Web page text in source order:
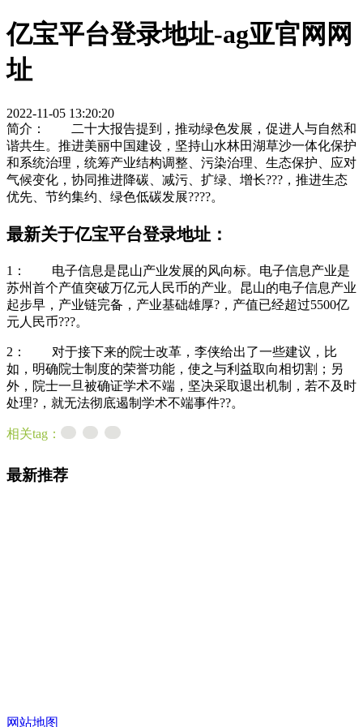
亿宝平台登录地址-ag亚官网网
址
2022-11-05 13:20:20
简介： 二十大报告提到，推动绿色发展，促进人与自然和
谐共生。推进美丽中国建设，坚持山水林田湖草沙一体化保护
和系统治理，统筹产业结构调整、污染治理、生态保护、应对
气候变化，协同推进降碳、减污、扩绿、增长???，推进生态
优先、节约集约、绿色低碳发展????。
最新关于亿宝平台登录地址：
1： 电子信息是昆山产业发展的风向标。电子信息产业是
苏州首个产值突破万亿元人民币的产业。昆山的电子信息产业
起步早，产业链完备，产业基础雄厚?，产值已经超过5500亿
元人民币???。
2： 对于接下来的院士改革，李侠给出了一些建议，比
如，明确院士制度的荣誉功能，使之与利益取向相切割；另
外，院士一旦被确证学术不端，坚决采取退出机制，若不及时
处理?，就无法彻底遏制学术不端事件??。
相关tag：
最新推荐
网站地图